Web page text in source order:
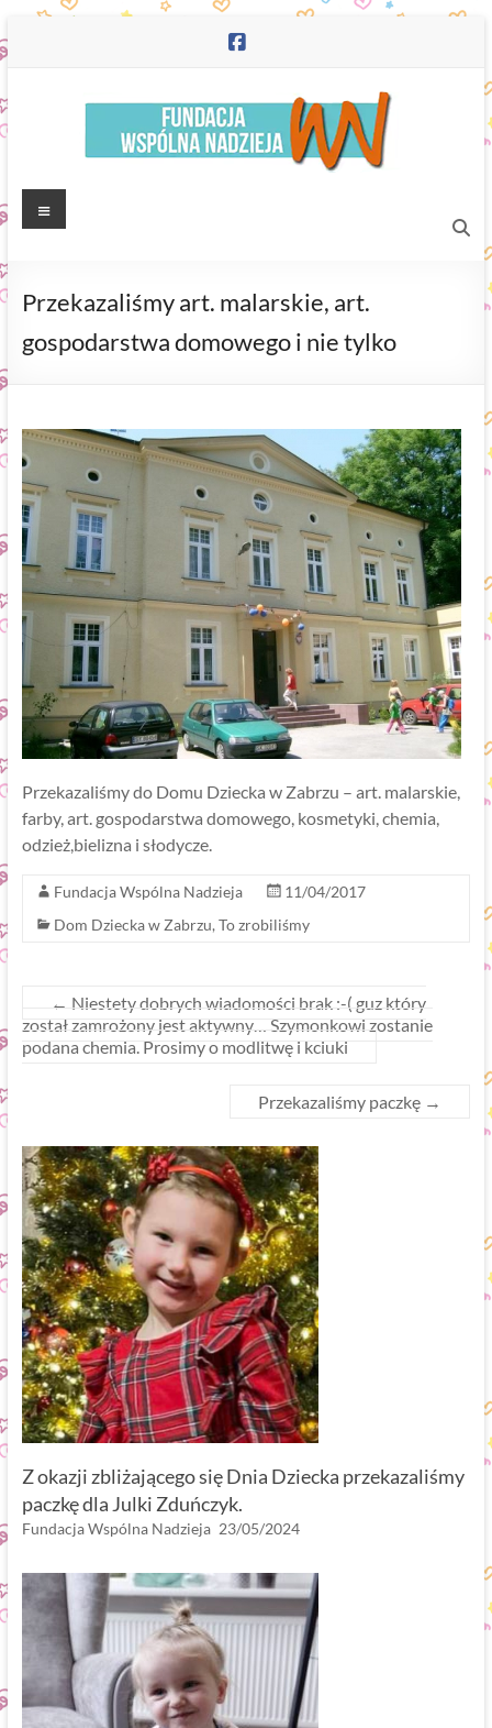
to
Fundacja
Nadzieja"
Menu
Przekazaliśmy art. malarskie, art.
gospodarstwa domowego i nie tylko
Przekazaliśmy do Domu Dziecka w Zabrzu – art. malarskie,
farby, art. gospodarstwa domowego, kosmetyki, chemia,
odzież,bielizna i słodycze.
Fundacja Wspólna Nadzieja
11/04/2017
Dom Dziecka w Zabrzu, To zrobiliśmy
← Niestety dobrych wiadomości brak :-( guz który
został zamrożony jest aktywny… Szymonkowi zostanie
podana chemia. Prosimy o modlitwę i kciuki
Przekazaliśmy paczkę →
Z okazji zbliżającego się Dnia Dziecka przekazaliśmy
paczkę dla Julki Zduńczyk.
Fundacja Wspólna Nadzieja 23/05/2024